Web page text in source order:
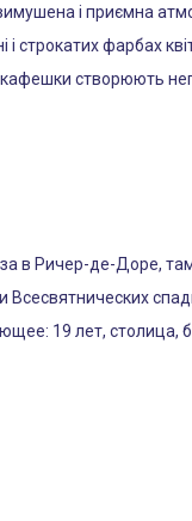
і приємна
фарбах
створюють
в Ричер-де-Доре,
19 лет, столица,